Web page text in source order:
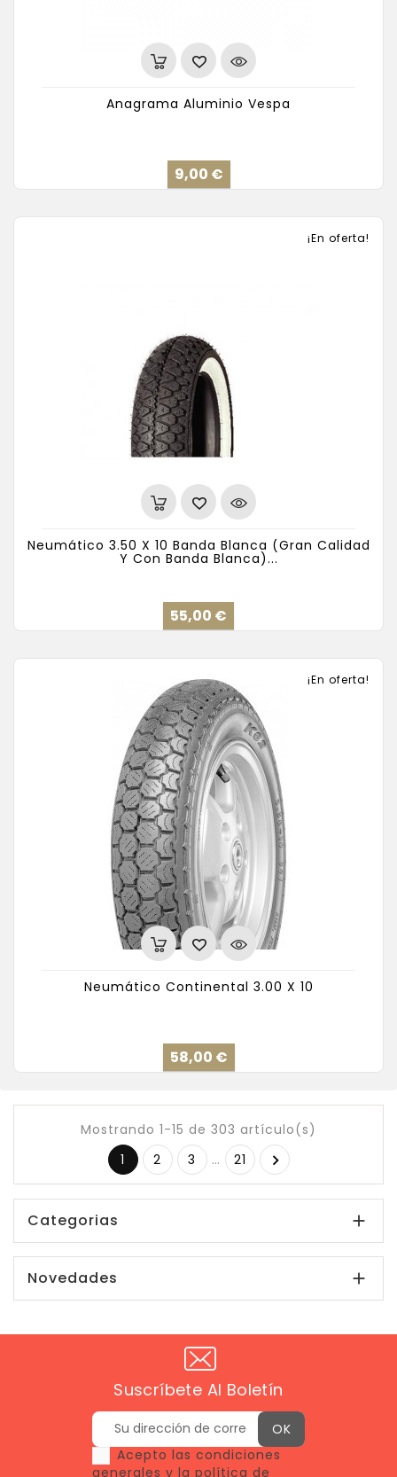
Anagrama Aluminio Vespa
9,00 €
¡En oferta!
Neumático 3.50 X 10 Banda Blanca (gran Calidad
Y Con Banda Blanca)...
55,00 €
¡En oferta!
Neumático Continental 3.00 X 10
58,00 €
Mostrando 1-15 de 303 artículo(s)
1
2 3 … 21 
Categorias 
Novedades 
Suscríbete Al Boletín
Acepto las condiciones
generales y la política de